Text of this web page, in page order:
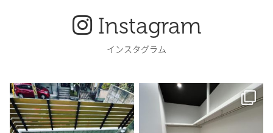
Instagram
インスタグラム